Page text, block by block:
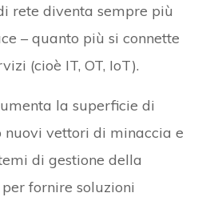
rete diventa sempre più
– quanto più si connette
(cioè IT, OT, IoT).
la superficie di
nuovi vettori di minaccia e
di gestione della
fornire soluzioni